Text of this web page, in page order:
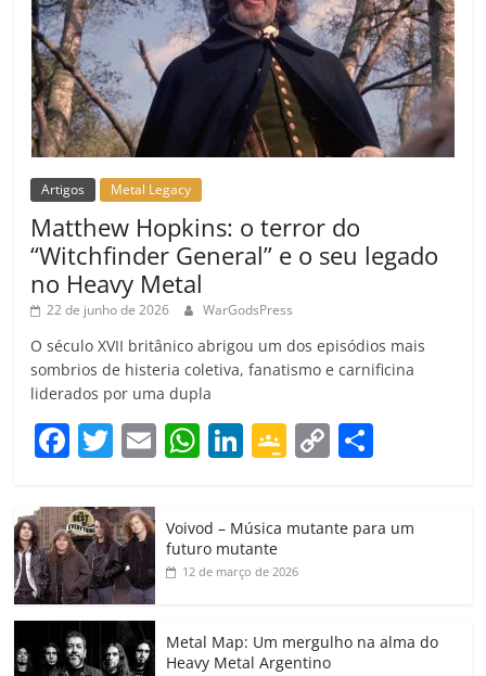
Artigos Metal Legacy
Matthew Hopkins: o terror do
“Witchfinder General” e o seu legado
no Heavy Metal
22 de junho de 2026 WarGodsPress
O século XVII britânico abrigou um dos episódios mais
sombrios de histeria coletiva, fanatismo e carnificina
liderados por uma dupla
F
c
e
b
o
o
T
itt
er
E W
s
A
p
Li
e
dI
G
gl
e
a
C
y
k
p
h
Voivod – Música mutante para um
futuro mutante
12 de março de 2026
Metal Map: Um mergulho na alma do
Heavy Metal Argentino